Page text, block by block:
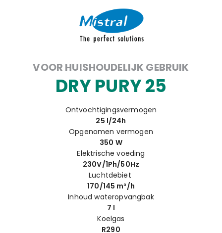
VOOR HUISHOUDELIJK GEBRUIK
DRY PURY 25
Ontvochtigingsvermogen
25 l/24h
Opgenomen vermogen
350 W
Elektrische voeding
230V/1Ph/50Hz
Luchtdebiet
170/145 m³/h
Inhoud wateropvangbak
7 l
Koelgas
R290